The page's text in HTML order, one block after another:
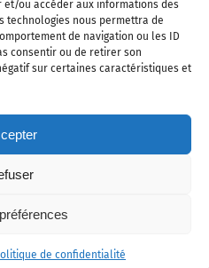
ou accéder aux informations des
technologies nous permettra de
de navigation ou les ID
consentir ou de retirer son
sur certaines caractéristiques et
de confidentialité